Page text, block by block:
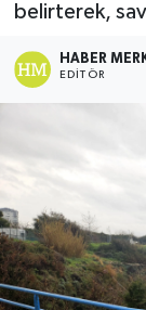
belirterek,
HABER
EDITÖR
Eğitim
Ekonomi
Gündem
Gurme
Haber